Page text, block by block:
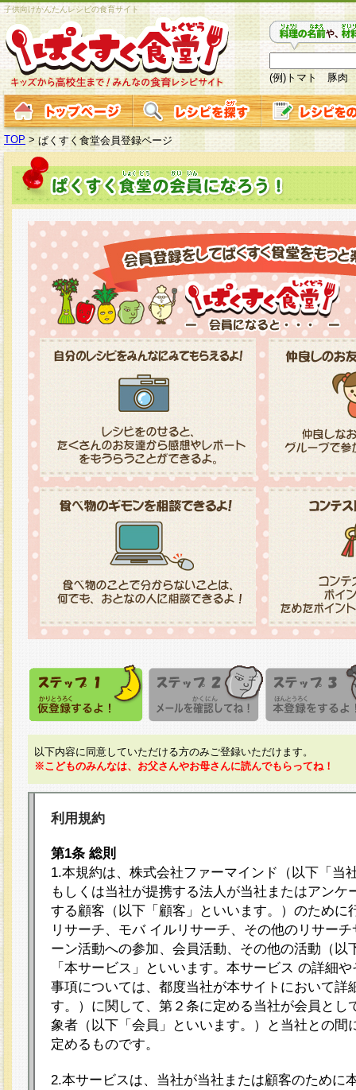
子供向けかんたんレシピの食育サイト
(例)トマト 豚肉
TOP > ぱくすく食堂会員登録ページ
以下内容に同意していただける方のみご登録いただけます。
※こどものみんなは、お父さんやお母さんに読んでもらってね！
利用規約
第1条 総則
1.本規約は、株式会社ファーマインド（以下「当
もしくは当社が提携する法人が当社またはアンケ
する顧客（以下「顧客」といいます。）のために
リサーチ、モバ イルリサーチ、その他のリサー
ーン活動への参加、会員活動、その他の活動（以
「本サービス」といいます。本サービス の詳細
事項については、都度当社が本サイトにおいて詳
す。）に関して、第２条に定める当社が会員とし
象者（以下「会員」といいます。）と当社との間
定めるものです。
2.本サービスは、当社が当社または顧客のために